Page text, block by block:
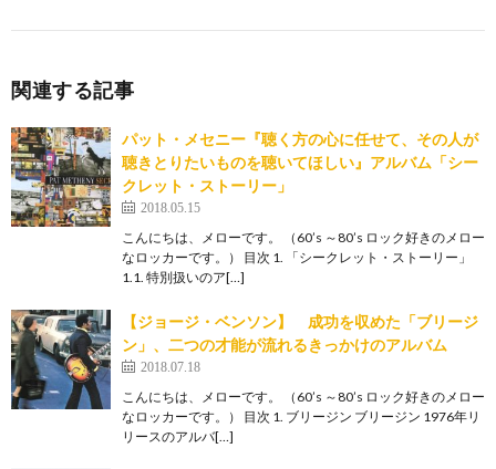
関連する記事
パット・メセニー『聴く方の心に任せて、その人が
聴きとりたいものを聴いてほしい』アルバム「シー
クレット・ストーリー」
2018.05.15
こんにちは、メローです。 （60’s ～80’s ロック好きのメロー
なロッカーです。） 目次 1. 「シークレット・ストーリー」
1.1. 特別扱いのア[…]
【ジョージ・ベンソン】 成功を収めた「ブリージ
ン」、二つの才能が流れるきっかけのアルバム
2018.07.18
こんにちは、メローです。 （60’s ～80’s ロック好きのメロー
なロッカーです。） 目次 1. ブリージン ブリージン 1976年リ
リースのアルバ[…]